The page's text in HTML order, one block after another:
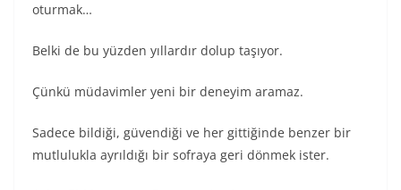
oturmak…
Belki de bu yüzden yıllardır dolup taşıyor.
Çünkü müdavimler yeni bir deneyim aramaz.
Sadece bildiği, güvendiği ve her gittiğinde benzer bir
mutlulukla ayrıldığı bir sofraya geri dönmek ister.